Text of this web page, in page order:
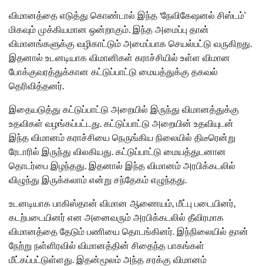
விமானத்தை எடுத்து கொண்டால் இந்த ‘நேவிகேஷனல் சிஸ்டம்’
மிகவும் முக்கியமான ஒன்றாகும். இந்த அமைப்பு தான்
விமானங்களுக்கு வழிகாட்டும் அமைப்பாக செயல்பட்டு வருகிறது.
இதனால் உடனடியாக விமானிகள் கராச்சியில் உள்ள விமான
போக்குவரத்துக்கான கட்டுப்பாட்டு மையத்துக்கு தகவல்
தெரிவித்தனர்.
இதையடுத்து கட்டுப்பாட்டு அறையில் இருந்து விமானத்துக்கு
உதவிகள் வழங்கப்பட்டது. கட்டுப்பாட்டு அறையின் உதவியுடன்
இந்த விமானம் கராச்சியை நெருங்கிய நிலையில் திடீரென்று
ரேடாரில் இருந்து விலகியது. கட்டுப்பாட்டு மையத்துடனான
தொடர்பை இழந்தது. இதனால் இந்த விமானம் அரபிக்கடலில்
விழுந்து இருக்கலாம் என்று சந்தேகம் எழுந்தது.
உடனடியாக பாகிஸ்தான் விமான ஆணையம், மீட்பு படையினர்,
கடற்படையினர் என அனைவரும் அரபிக்கடலில் தீவிரமாக
விமானத்தை தேடும் பணியை தொடங்கினர். இந்நிலையில் தான்
நேற்று நள்ளிரவில் விமானத்தின் சிதைந்த பாகங்கள்
மீட்கப்பட்டுள்ளது. இதன்மூலம் அந்த சரக்கு விமானம்